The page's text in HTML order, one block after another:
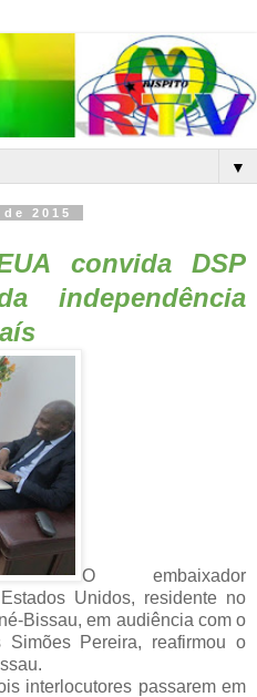
▼
2015
convida DSP
independência
O embaixador
Unidos, residente no
Bissau, em audiência com o
Simões Pereira, reafirmou o
interlocutores passarem em